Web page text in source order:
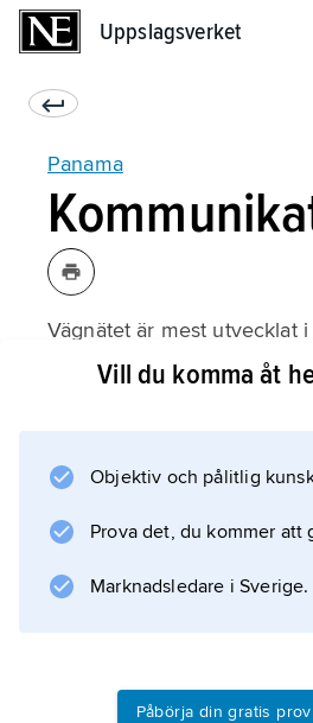
Uppslagsverket
Panama
Vägnätet är mest utvecklat i
delar och mäter totalt 15
mellan Panama City och
järnvägen löper längs
Vill du komma åt
Objektiv och pålitlig
Prova det, du kommer att
Marknadsledare i Sverige.
Påbörja din gratis